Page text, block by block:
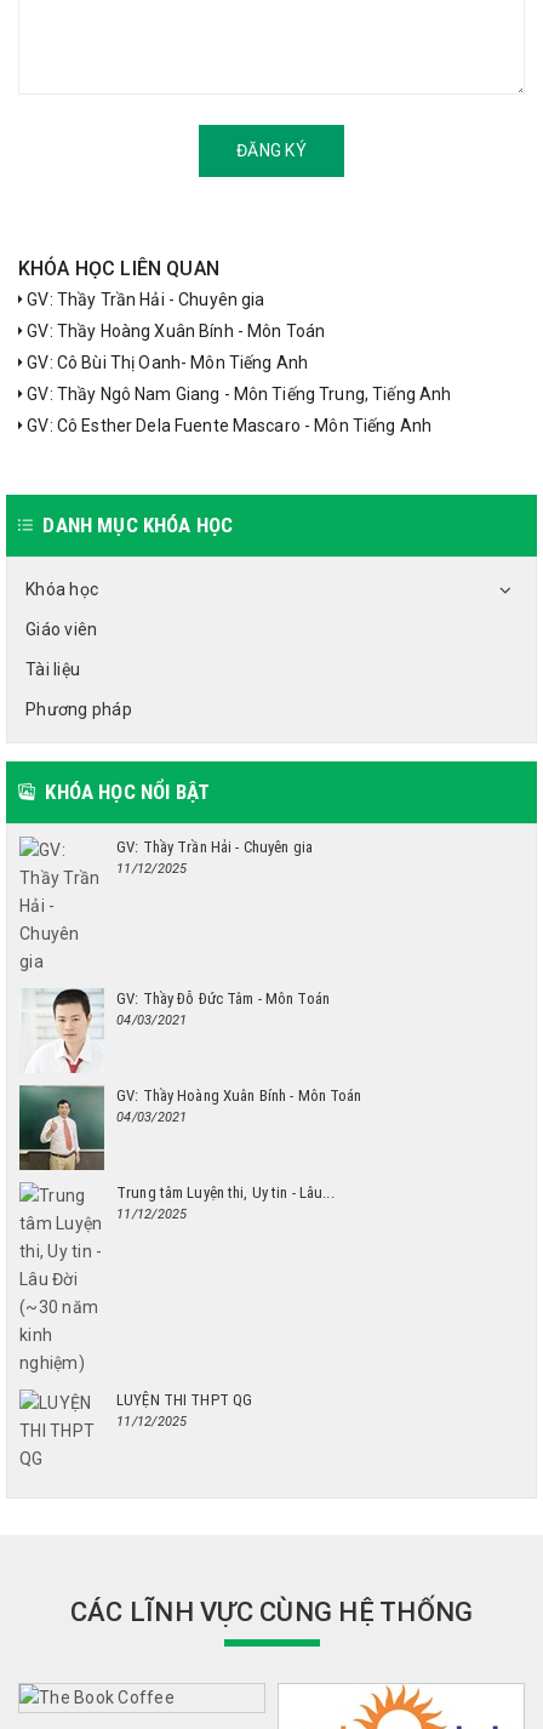
ĐĂNG KÝ
KHÓA HỌC LIÊN QUAN
GV: Thầy Trần Hải - Chuyên gia
GV: Thầy Hoàng Xuân Bính - Môn Toán
GV: Cô Bùi Thị Oanh- Môn Tiếng Anh
GV: Thầy Ngô Nam Giang - Môn Tiếng Trung, Tiếng Anh
GV: Cô Esther Dela Fuente Mascaro - Môn Tiếng Anh
DANH MỤC KHÓA HỌC
Khóa học
Giáo viên
Tài liệu
Phương pháp
KHÓA HỌC NỔI BẬT
GV: Thầy Trần Hải - Chuyên gia
11/12/2025
GV: Thầy Đỗ Đức Tâm - Môn Toán
04/03/2021
GV: Thầy Hoàng Xuân Bính - Môn Toán
04/03/2021
Trung tâm Luyện thi, Uy tin - Lâu...
11/12/2025
LUYỆN THI THPT QG
11/12/2025
CÁC LĨNH VỰC CÙNG HỆ THỐNG